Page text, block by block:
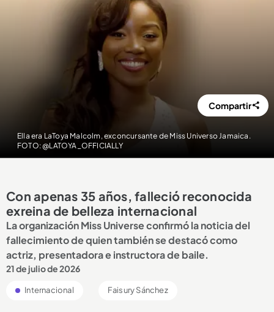
Ella era LaToya Malcolm, exconcursante de Miss Universo Jamaica.
FOTO: @LATOYA_OFFICIALLY
Compartir
Con apenas 35 años, falleció reconocida
exreina de belleza internacional
La organización Miss Universe confirmó la noticia del
fallecimiento de quien también se destacó como
actriz, presentadora e instructora de baile.
21 de julio de 2026
Internacional Faisury Sánchez